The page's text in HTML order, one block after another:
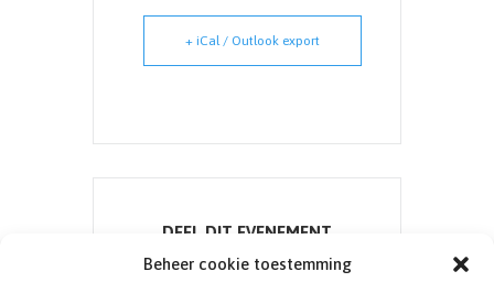
Beheer cookie toestemming
+ iCal / Outlook export
DEEL DIT EVENEMENT